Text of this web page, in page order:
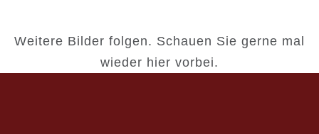
Weitere Bilder folgen. Schauen Sie gerne mal
wieder hier vorbei.